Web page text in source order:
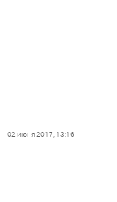
02 июня 2017, 13:16